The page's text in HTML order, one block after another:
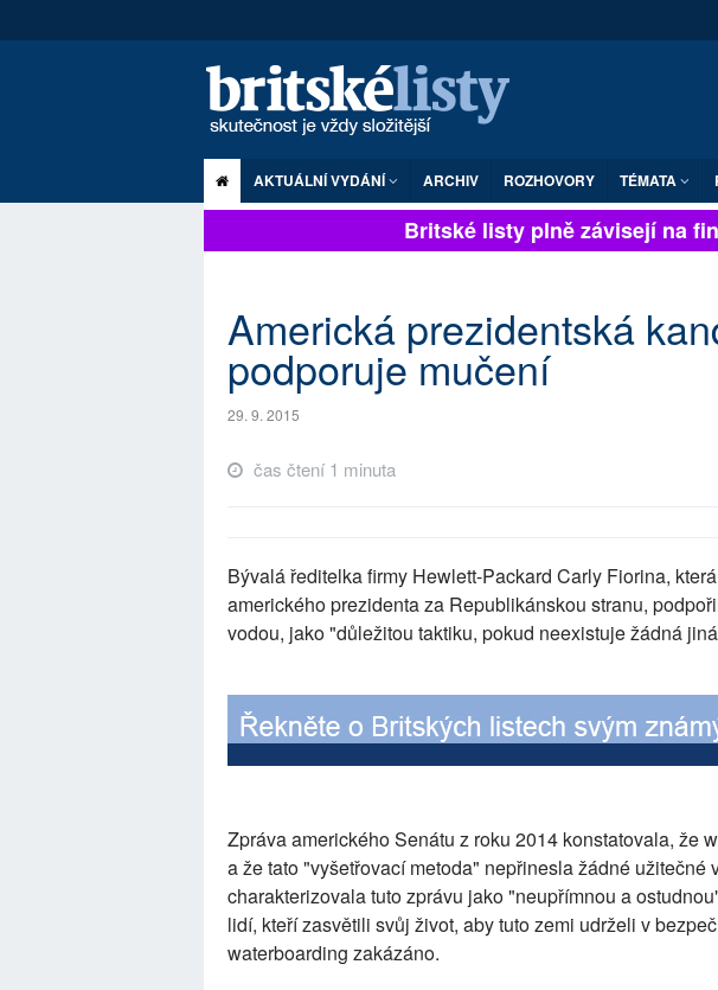
AKTUÁLNÍ VYDÁNÍ ARCHIV ROZHOVORY TÉMATA
Britské listy plně závisejí na
Americká prezidentská
podporuje mučení
29. 9. 2015
čas čtení 1 minuta
Bývalá ředitelka firmy Hewlett-Packard Carly Fiorina,
amerického prezidenta za Republikánskou stranu,
vodou, jako "důležitou taktiku, pokud neexistuje žádná
Zpráva amerického Senátu z roku 2014 konstatovala, že
a že tato "vyšetřovací metoda" nepřinesla žádné užitečné
charakterizovala tuto zprávu jako "neupřímnou a
lidí, kteří zasvětili svůj život, aby tuto zemi udrželi v
waterboarding zakázáno.